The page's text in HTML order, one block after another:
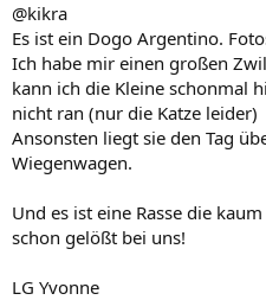
@kikra
Es ist ein Dogo Argentino.
Ich habe mir einen großen
kann ich die Kleine schonmal
nicht ran (nur die Katze leider)
Ansonsten liegt sie den Tag
Wiegenwagen.
Und es ist eine Rasse die
schon gelößt bei uns!
LG Yvonne